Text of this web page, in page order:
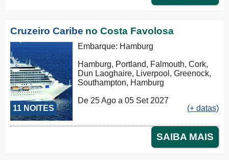
Cruzeiro Caribe no Costa Favolosa
11 NOITES
Embarque: Hamburg
Hamburg, Portland, Falmouth, Cork,
Dun Laoghaire, Liverpool, Greenock,
Southampton, Hamburg
De 25 Ago a 05 Set 2027
(+ datas)
SAIBA MAIS